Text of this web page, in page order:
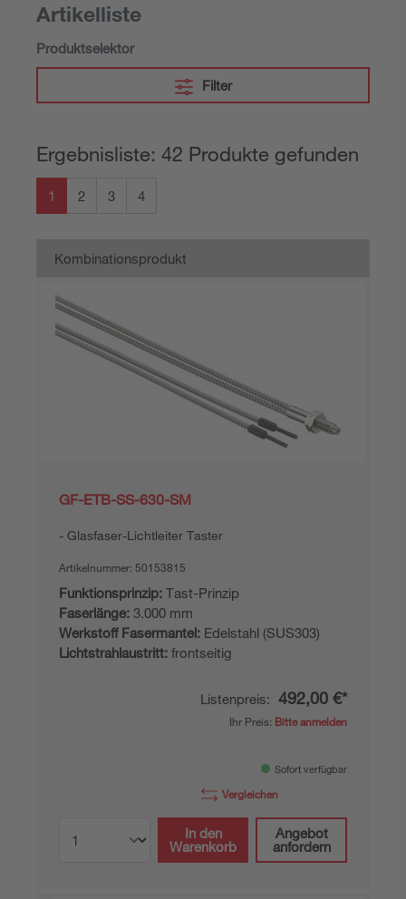
Artikelliste
Produktselektor
Filter
Ergebnisliste: 42 Produkte gefunden
1 2 3 4
Kombinationsprodukt
GF-ETB-SS-630-SM
Glasfaser-Lichtleiter Taster
Artikelnummer: 50153815
Funktionsprinzip: Tast-Prinzip
Faserlänge: 3.000 mm
Werkstoff Fasermantel: Edelstahl (SUS303)
Lichtstrahlaustritt: frontseitig
Listenpreis: 492,00 €*
Ihr Preis: Bitte anmelden
Sofort verfügbar
Vergleichen
In den
Warenkorb
Angebot
anfordern